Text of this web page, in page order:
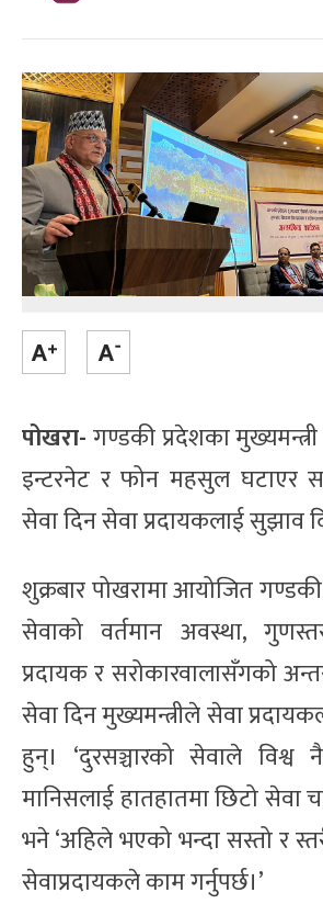
पोखरा-गण्डकी प्रदेशका
इन्टरनेट र फोन महसुल घटाएर
सेवा दिन सेवा प्रदायकलाई सुझाव
शुक्रबार पोखरामा आयोजित गण्डकी
सेवाको वर्तमान अवस्था,
प्रदायक र सरोकारवालासँगको
सेवा दिन मुख्यमन्त्रीले सेवा
हुन्। ‘दुरसञ्चारको सेवाले
मानिसलाई हातहातमा छिटो सेवा
भने ‘अहिले भएको भन्दा सस्तो र
सेवाप्रदायकले काम गर्नुपर्छ।’